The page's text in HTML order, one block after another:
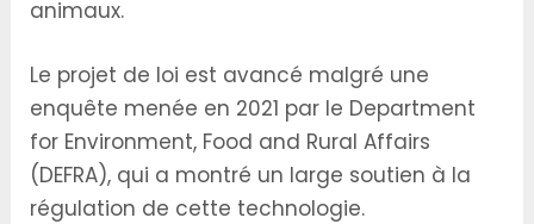
animaux.
Le projet de loi est avancé malgré une
enquête menée en 2021 par le Department
for Environment, Food and Rural Affairs
(DEFRA), qui a montré un large soutien à la
régulation de cette technologie.